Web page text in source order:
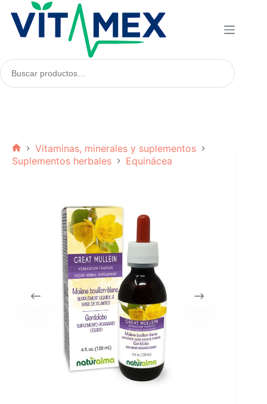
contenido
Buscar
productos:
Inicio
Vitaminas, minerales y suplementos
Suplementos herbales
Equinácea